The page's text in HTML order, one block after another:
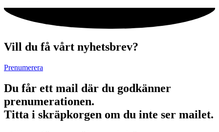
Vill du få vårt nyhetsbrev?
Prenumerera
Du får ett mail där du godkänner
prenumerationen.
Titta i skräpkorgen om du inte ser mailet.